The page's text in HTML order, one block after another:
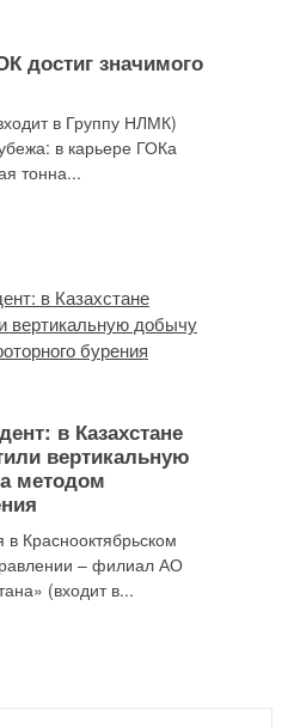
достиг значимого
в Группу НЛМК)
в карьере ГОКа
тонна...
в Казахстане
вертикальную
методом
в Краснооктябрьском
– филиал АО
(входит в...